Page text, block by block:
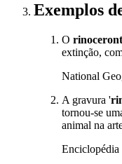
Exemplos
O
extinção,
National
A gravura '
tornou-se
animal na
Enciclopédia